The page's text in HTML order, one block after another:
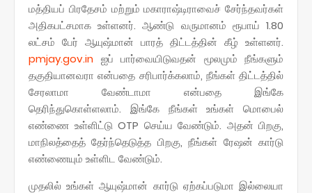
மத்தியப் பிரதேசம் மற்றும் மகாராஷ்டிராவைச் சேர்ந்தவர்கள்
அதிகபட்சமாக உள்ளனர். ஆண்டு வருமானம் ரூபாய் 1.80
லட்சம் பேர் ஆயுஷ்மான் பாரத் திட்டத்தின் கீழ் உள்ளனர்.
pmjay.gov.in ஐப் பார்வையிடுவதன் மூலமும் நீங்களும்
தகுதியானவரா என்பதை சரிபார்க்கலாம், நீங்கள் திட்டத்தில்
சேரலாமா வேண்டாமா என்பதை இங்கே
தெரிந்துகொள்ளலாம். இங்கே நீங்கள் உங்கள் மொபைல்
எண்ணை உள்ளிட்டு OTP செய்ய வேண்டும். அதன் பிறகு,
மாநிலத்தைத் தேர்ந்தெடுத்த பிறகு, நீங்கள் ரேஷன் கார்டு
எண்ணையும் உள்ளிட வேண்டும்.
முதலில் உங்கள் ஆயுஷ்மான் கார்டு ஏற்கப்படுமா இல்லையா